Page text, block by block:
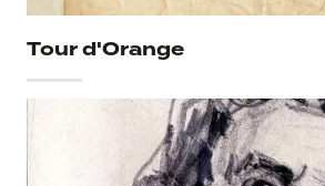
Tour d'Orange